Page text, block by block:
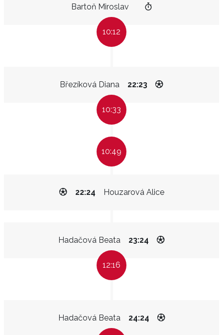
Bartoň Miroslav
10:12
Březíková Diana 22:23
10:33
10:49
Houzarová Alice
22:24
Hadačová Beata 23:24
12:16
Hadačová Beata 24:24